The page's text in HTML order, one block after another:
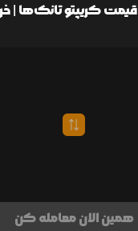
قیمتکریپتو تانک‌ها |
همین الان معامله کن